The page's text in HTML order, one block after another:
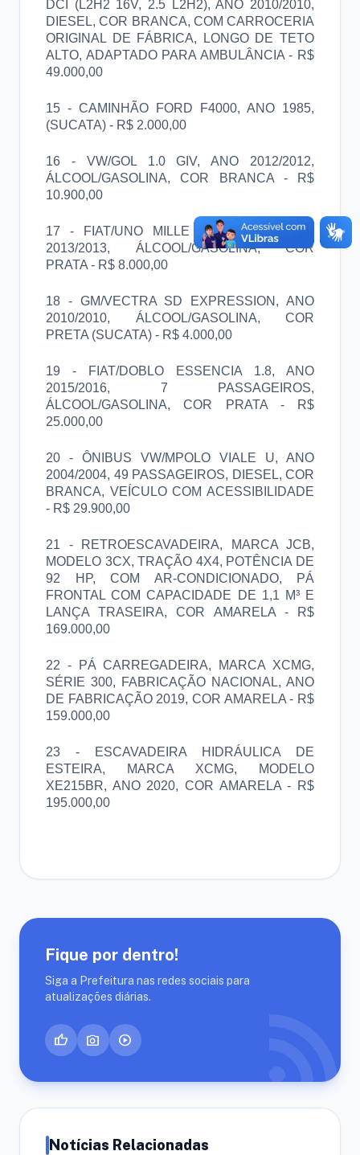
DCI (L2H2 16V, 2.5 L2H2), ANO 2010/2010,
DIESEL, COR BRANCA, COM CARROCERIA
ORIGINAL DE FÁBRICA, LONGO DE TETO
ALTO, ADAPTADO PARA AMBULÂNCIA - R$
49.000,00
15 - CAMINHÃO FORD F4000, ANO 1985,
(SUCATA) - R$ 2.000,00
16 - VW/GOL 1.0 GIV, ANO 2012/2012,
ÁLCOOL/GASOLINA, COR BRANCA - R$
10.900,00
17 - FIAT/UNO MILLE WAY ECON, ANO
2013/2013, ÁLCOOL/GASOLINA, COR
PRATA - R$ 8.000,00
18 - GM/VECTRA SD EXPRESSION, ANO
2010/2010, ÁLCOOL/GASOLINA, COR
PRETA (SUCATA) - R$ 4.000,00
19 - FIAT/DOBLO ESSENCIA 1.8, ANO
2015/2016, 7 PASSAGEIROS,
ÁLCOOL/GASOLINA, COR PRATA - R$
25.000,00
20 - ÔNIBUS VW/MPOLO VIALE U, ANO
2004/2004, 49 PASSAGEIROS, DIESEL, COR
BRANCA, VEÍCULO COM ACESSIBILIDADE
- R$ 29.900,00
21 - RETROESCAVADEIRA, MARCA JCB,
MODELO 3CX, TRAÇÃO 4X4, POTÊNCIA DE
92 HP, COM AR-CONDICIONADO, PÁ
FRONTAL COM CAPACIDADE DE 1,1 M³ E
LANÇA TRASEIRA, COR AMARELA - R$
169.000,00
22 - PÁ CARREGADEIRA, MARCA XCMG,
SÉRIE 300, FABRICAÇÃO NACIONAL, ANO
DE FABRICAÇÃO 2019, COR AMARELA - R$
159.000,00
23 - ESCAVADEIRA HIDRÁULICA DE
ESTEIRA, MARCA XCMG, MODELO
XE215BR, ANO 2020, COR AMARELA - R$
195.000,00
Fique por dentro!
Siga a Prefeitura nas redes sociais para
atualizações diárias.
thumb_up photo_camera play_circle rss_feed
Notícias Relacionadas